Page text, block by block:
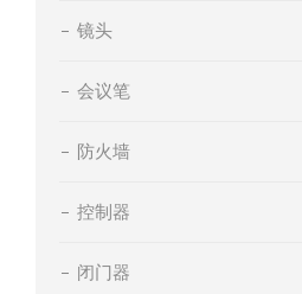
镜头
会议笔
防火墙
控制器
闭门器